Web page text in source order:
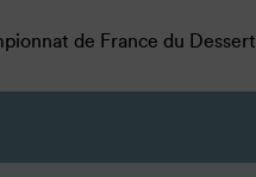
de France du Dessert